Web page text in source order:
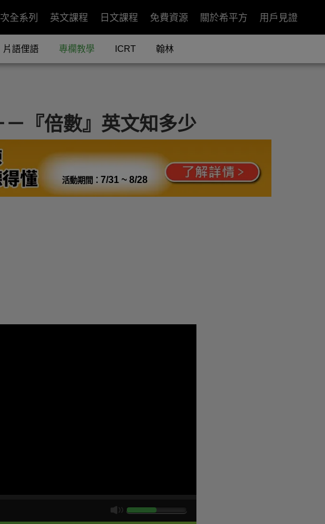
全系列 英文課程 日文課程 免費資源 關於希平方 用戶見證
片語俚語 專欄教學 ICRT 翰林
『倍數』英文知多少
活動期間： 7/31 ~ 8/28